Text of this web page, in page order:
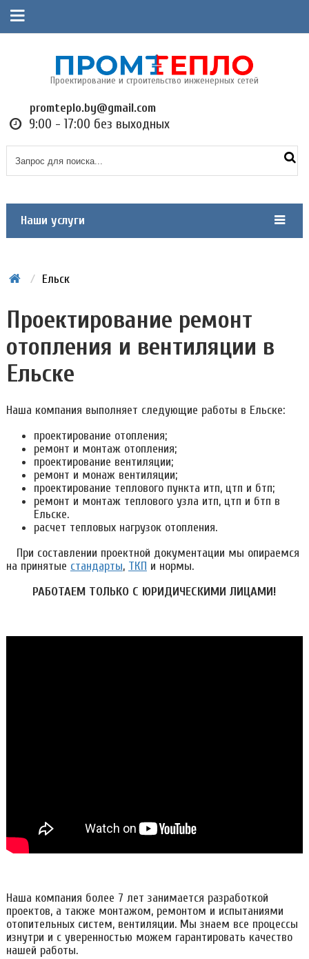
Проектирование и строительство инженерных сетей
promteplo.by@gmail.com
9:00 - 17:00 без выходных
Наши услуги
/ Ельск
Проектирование ремонт
отопления и вентиляции в
Ельске
Наша компания выполняет следующие работы в Ельске:
проектирование отопления;
ремонт и монтаж отопления;
проектирование вентиляции;
ремонт и монаж вентиляции;
проектирование теплового пункта итп, цтп и бтп;
ремонт и монтаж теплового узла итп, цтп и бтп в
Ельске.
расчет тепловых нагрузок отопления.
При составлении проектной документации мы опираемся
на принятые стандарты, ТКП и нормы.
РАБОТАЕМ ТОЛЬКО С ЮРИДИЧЕСКИМИ ЛИЦАМИ!
Наша компания более 7 лет занимается разработкой
проектов, а также монтажом, ремонтом и испытаниями
отопительных систем, вентиляции. Мы знаем все процессы
изнутри и с уверенностью можем гарантировать качество
нашей работы.